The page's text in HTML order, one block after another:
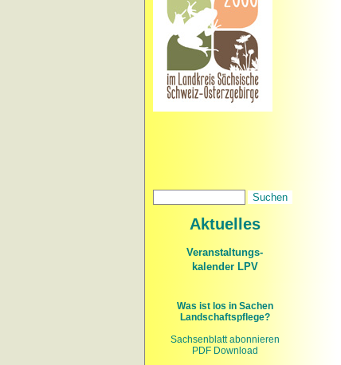
Aktuelles
Veranstaltungs-
kalender LPV
Was ist los in Sachen
Landschaftspflege?
Sachsenblatt abonnieren
PDF Download